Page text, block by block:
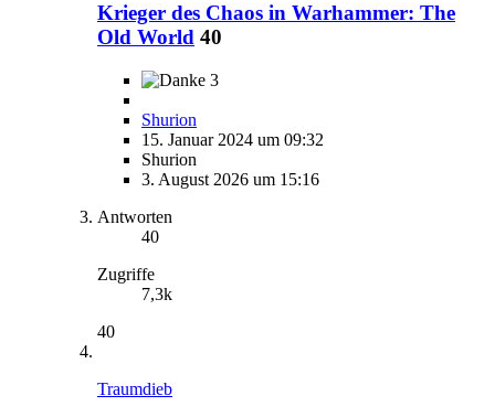
Krieger des Chaos in Warhammer: The
Old World 40
3
Shurion
15. Januar 2024 um 09:32
Shurion
3. August 2026 um 15:16
Antworten
40
Zugriffe
7,3k
40
Traumdieb